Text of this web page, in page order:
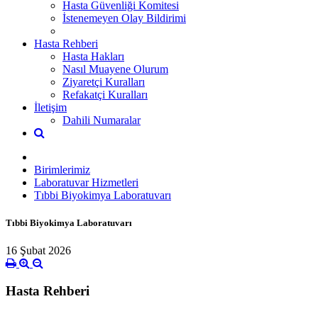
Hasta Güvenliği Komitesi
İstenemeyen Olay Bildirimi
Hasta Rehberi
Hasta Hakları
Nasıl Muayene Olurum
Ziyaretçi Kuralları
Refakatçi Kuralları
İletişim
Dahili Numaralar
Birimlerimiz
Laboratuvar Hizmetleri
Tıbbi Biyokimya Laboratuvarı
Tıbbi Biyokimya Laboratuvarı
16 Şubat 2026
Hasta Rehberi